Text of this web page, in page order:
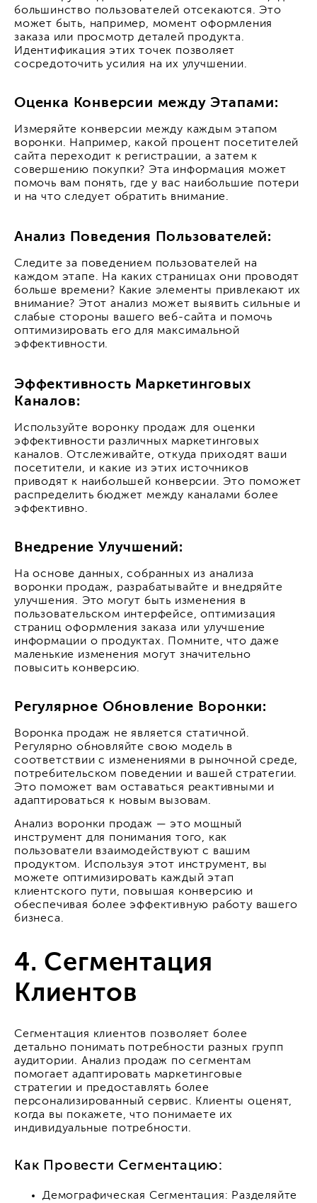
большинство пользователей отсекаются. Это
может быть, например, момент оформления
заказа или просмотр деталей продукта.
Идентификация этих точек позволяет
сосредоточить усилия на их улучшении.
Оценка Конверсии между Этапами:
Измеряйте конверсии между каждым этапом
воронки. Например, какой процент посетителей
сайта переходит к регистрации, а затем к
совершению покупки? Эта информация может
помочь вам понять, где у вас наибольшие потери
и на что следует обратить внимание.
Анализ Поведения Пользователей:
Следите за поведением пользователей на
каждом этапе. На каких страницах они проводят
больше времени? Какие элементы привлекают их
внимание? Этот анализ может выявить сильные и
слабые стороны вашего веб-сайта и помочь
оптимизировать его для максимальной
эффективности.
Эффективность Маркетинговых
Каналов:
Используйте воронку продаж для оценки
эффективности различных маркетинговых
каналов. Отслеживайте, откуда приходят ваши
посетители, и какие из этих источников
приводят к наибольшей конверсии. Это поможет
распределить бюджет между каналами более
эффективно.
Внедрение Улучшений:
На основе данных, собранных из анализа
воронки продаж, разрабатывайте и внедряйте
улучшения. Это могут быть изменения в
пользовательском интерфейсе, оптимизация
страниц оформления заказа или улучшение
информации о продуктах. Помните, что даже
маленькие изменения могут значительно
повысить конверсию.
Регулярное Обновление Воронки:
Воронка продаж не является статичной.
Регулярно обновляйте свою модель в
соответствии с изменениями в рыночной среде,
потребительском поведении и вашей стратегии.
Это поможет вам оставаться реактивными и
адаптироваться к новым вызовам.
Анализ воронки продаж — это мощный
инструмент для понимания того, как
пользователи взаимодействуют с вашим
продуктом. Используя этот инструмент, вы
можете оптимизировать каждый этап
клиентского пути, повышая конверсию и
обеспечивая более эффективную работу вашего
бизнеса.
4. Сегментация
Клиентов
Сегментация клиентов позволяет более
детально понимать потребности разных групп
аудитории. Анализ продаж по сегментам
помогает адаптировать маркетинговые
стратегии и предоставлять более
персонализированный сервис. Клиенты оценят,
когда вы покажете, что понимаете их
индивидуальные потребности.
Как Провести Сегментацию:
Демографическая Сегментация: Разделяйте